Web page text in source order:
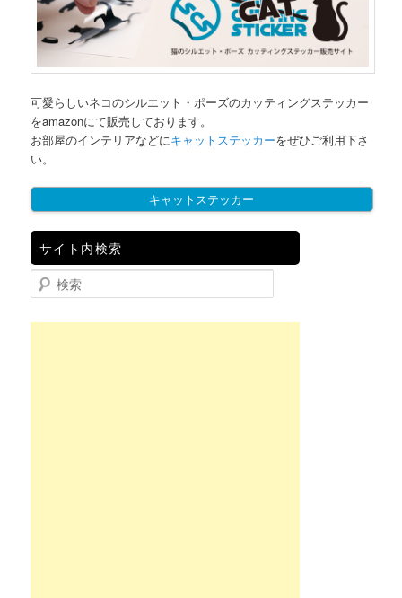
可愛らしいネコのシルエット・ポーズのカッティングステッカー
をamazonにて販売しております。
お部屋のインテリアなどにキャットステッカーをぜひご利用下さ
い。
キャットステッカー
サイト内検索
検索